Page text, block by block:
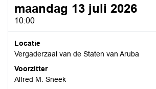
maandag 13 juli 2026
10:00
Locatie
Vergaderzaal van de Staten van Aruba
Voorzitter
Alfred M. Sneek